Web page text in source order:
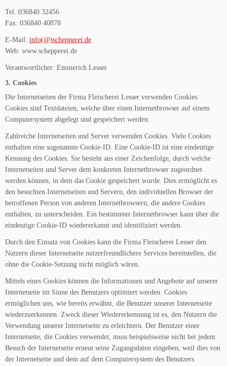
Tel.:036840 32456
Fax: 036840 40878
E-Mail: info(@)schepperei.de
Web: www.schepperei.de
Verantwortlicher: Emmerich Lesser
3. Cookies
Die Internetseiten der Firma Fleischerei Lesser verwenden Cookies.
Cookies sind Textdateien, welche über einen Internetbrowser auf einem
Computersystem abgelegt und gespeichert werden.
Zahlreiche Internetseiten und Server verwenden Cookies. Viele Cookies
enthalten eine sogenannte Cookie-ID. Eine Cookie-ID ist eine eindeutige
Kennung des Cookies. Sie besteht aus einer Zeichenfolge, durch welche
Internetseiten und Server dem konkreten Internetbrowser zugeordnet
werden können, in dem das Cookie gespeichert wurde. Dies ermöglicht es
den besuchten Internetseiten und Servern, den individuellen Browser der
betroffenen Person von anderen Internetbrowsern, die andere Cookies
enthalten, zu unterscheiden. Ein bestimmter Internetbrowser kann über die
eindeutige Cookie-ID wiedererkannt und identifiziert werden.
Durch den Einsatz von Cookies kann die Firma Fleischerei Lesser den
Nutzern dieser Internetseite nutzerfreundlichere Services bereitstellen, die
ohne die Cookie-Setzung nicht möglich wären.
Mittels eines Cookies können die Informationen und Angebote auf unserer
Internetseite im Sinne des Benutzers optimiert werden. Cookies
ermöglichen uns, wie bereits erwähnt, die Benutzer unserer Internetseite
wiederzuerkennen. Zweck dieser Wiedererkennung ist es, den Nutzern die
Verwendung unserer Internetseite zu erleichtern. Der Benutzer einer
Internetseite, die Cookies verwendet, muss beispielsweise nicht bei jedem
Besuch der Internetseite erneut seine Zugangsdaten eingeben, weil dies von
der Internetseite und dem auf dem Computersystem des Benutzers